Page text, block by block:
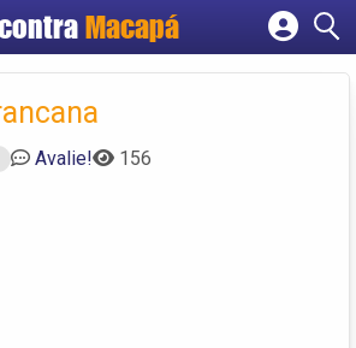
Macapá
Cadastrar empresa
Criar conta
Avalie! 156